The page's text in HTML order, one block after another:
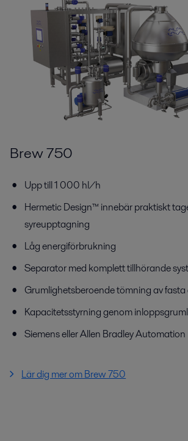
Brew 750
Upp till 1 000 hl/h
Hermetic Design™ innebär praktiskt
syreupptagning
Låg energiförbrukning
Separator med komplett tillhörande
Grumlighetsberoende tömning av
Kapacitetsstyrning genom
Siemens eller Allen Bradley Automation
Lär dig mer om Brew 750